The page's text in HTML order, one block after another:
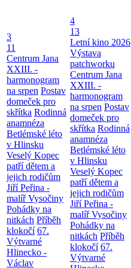
3
11
Centrum Jana
XXIII. -
harmonogram
na srpen Postav
domeček pro
skřítka Rodinná
anamnéza
Betlémské léto
v Hlinsku
Veselý Kopec
patří dětem a
jejich rodičům
Jiří Peřina -
malíř Vysočiny
Pohádky na
nitkách Příběh
klokočí 67.
Výtvarné
Hlinecko -
Václav
4
13
Letní kino 2026
Výstava
patchworku
Centrum Jana
XXIII. -
harmonogram
na srpen Postav
domeček pro
skřítka Rodinná
anamnéza
Betlémské léto
v Hlinsku
Veselý Kopec
patří dětem a
jejich rodičům
Jiří Peřina -
malíř Vysočiny
Pohádky na
nitkách Příběh
klokočí 67.
Výtvarné